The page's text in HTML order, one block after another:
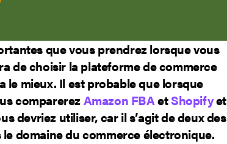
que vous prendrez lorsque vous
de choisir la plateforme de commerce
mieux. Il est probable que lorsque
comparerezAmazon FBAetShopifyet
devriez utiliser, car il s’agit de deux des
domaine du commerce électronique.